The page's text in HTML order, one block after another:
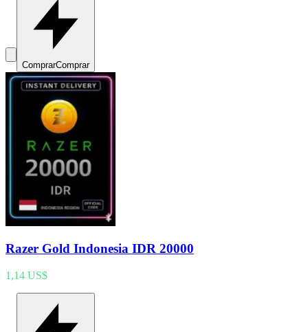
ComprarComprar
Razer Gold Indonesia IDR 20000
1,14 US$